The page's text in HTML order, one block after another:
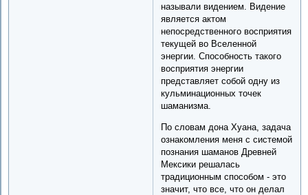
называли видением. Видение
является актом
непосредственного восприятия
текущей во Вселенной
энергии. Способность такого
восприятия энергии
представляет собой одну из
кульминационных точек
шаманизма.
По словам дона Хуана, задача
ознакомления меня с системой
познания шаманов Древней
Мексики решалась
традиционным способом - это
значит, что все, что он делал